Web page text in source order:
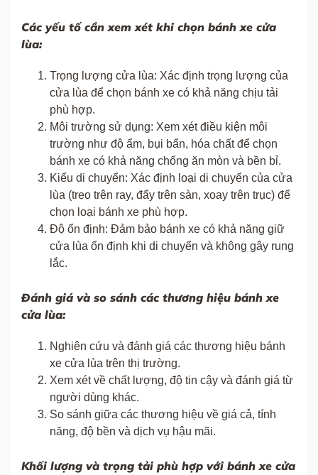
Các yếu tố cần xem xét khi chọn bánh xe cửa
lùa:
Trọng lượng cửa lùa: Xác định trọng lượng của
cửa lùa để chọn bánh xe có khả năng chịu tải
phù hợp.
Môi trường sử dụng: Xem xét điều kiện môi
trường như độ ẩm, bụi bẩn, hóa chất để chọn
bánh xe có khả năng chống ăn mòn và bền bỉ.
Kiểu di chuyển: Xác định loại di chuyển của cửa
lùa (treo trên ray, đẩy trên sàn, xoay trên trục) để
chọn loại bánh xe phù hợp.
Độ ổn định: Đảm bảo bánh xe có khả năng giữ
cửa lùa ổn định khi di chuyển và không gây rung
lắc.
Đánh giá và so sánh các thương hiệu bánh xe
cửa lùa:
Nghiên cứu và đánh giá các thương hiệu bánh
xe cửa lùa trên thị trường.
Xem xét về chất lượng, độ tin cậy và đánh giá từ
người dùng khác.
So sánh giữa các thương hiệu về giá cả, tính
năng, độ bền và dịch vụ hậu mãi.
Khối lượng và trọng tải phù hợp với bánh xe cửa